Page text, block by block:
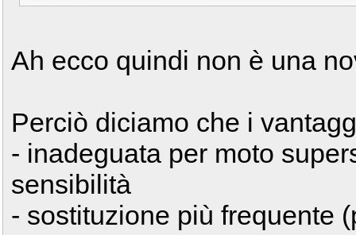
Ah ecco quindi non è una
Perciò diciamo che i
- inadeguata per moto
sensibilità
- sostituzione più frequente